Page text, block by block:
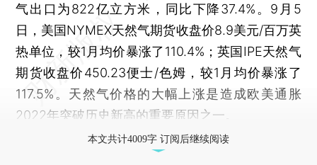
气出口为822亿立方米，同比下降37.4%。9月5
日，美国NYMEX天然气期货收盘价8.9美元/百万英
热单位，较1月均价暴涨了110.4%；英国IPE天然气
期货收盘价450.23便士/色姆，较1月均价暴涨了
117.5%。天然气价格的大幅上涨是造成欧美通胀
2022年突破历史新高的重要原因之一。
本文共计4009字 订阅后继续阅读